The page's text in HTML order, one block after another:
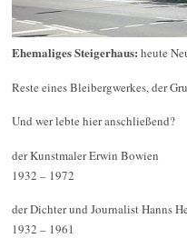
Ehemaliges Steigerhaus: heute
Reste eines Bleibergwerkes, der
Und wer lebte hier anschließend?
der Kunstmaler Erwin Bowien
1932 – 1972
der Dichter und Journalist Hanns
1932 – 1961